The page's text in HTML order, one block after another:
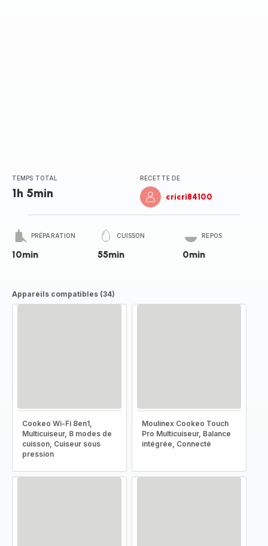
TEMPS TOTAL
1h 5min
RECETTE DE
cricri84100
PRÉPARATION
10min
CUISSON
55min
REPOS
0min
Appareils compatibles (34)
Cookeo Wi-Fi 8en1,
Multicuiseur, 8 modes de
cuisson, Cuiseur sous
pression
Moulinex Cookeo Touch
Pro Multicuiseur, Balance
intégrée, Connecté